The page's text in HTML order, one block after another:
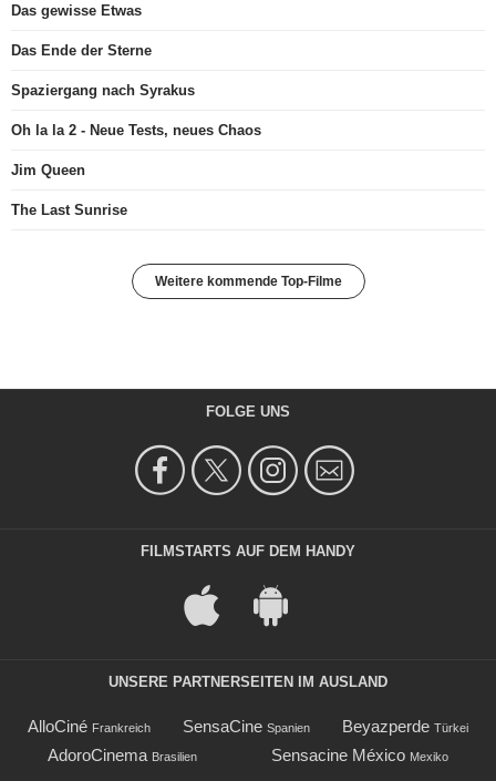
Das gewisse Etwas
Das Ende der Sterne
Spaziergang nach Syrakus
Oh la la 2 - Neue Tests, neues Chaos
Jim Queen
The Last Sunrise
Weitere kommende Top-Filme
FOLGE UNS
FILMSTARTS AUF DEM HANDY
UNSERE PARTNERSEITEN IM AUSLAND
AlloCiné Frankreich SensaCine Spanien Beyazperde Türkei
AdoroCinema Brasilien Sensacine México Mexiko